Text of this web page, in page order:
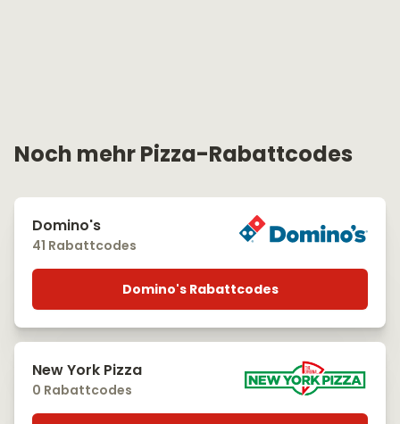
Noch mehr Pizza-Rabattcodes
Domino's
41 Rabattcodes
Domino's Rabattcodes
New York Pizza
0 Rabattcodes